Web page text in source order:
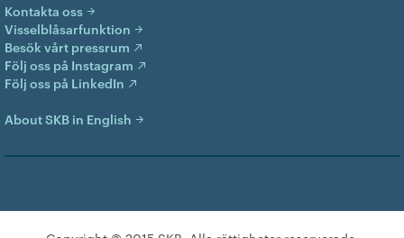
Kontakta oss
Visselblåsarfunktion
Besök vårt pressrum
Följ oss på Instagram
Följ oss på LinkedIn
About SKB in English